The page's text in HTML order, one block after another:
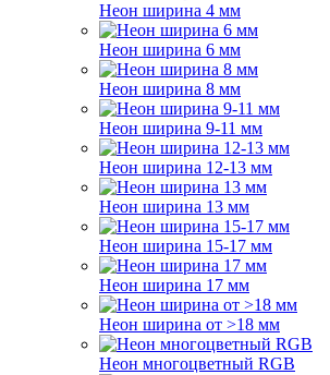
Неон ширина 4 мм
Неон ширина 6 мм
Неон ширина 8 мм
Неон ширина 9-11 мм
Неон ширина 12-13 мм
Неон ширина 13 мм
Неон ширина 15-17 мм
Неон ширина 17 мм
Неон ширина от >18 мм
Неон многоцветный RGB